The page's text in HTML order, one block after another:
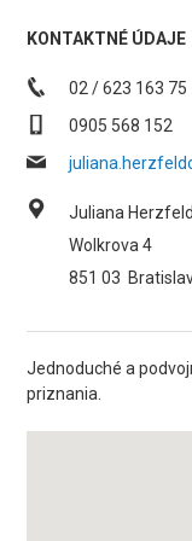
KONTAKTNÉ ÚDAJE
02 / 623 163 75
0905 568 152
Juliana
Wolkrova 4
851 03
Jednoduché a
priznania.